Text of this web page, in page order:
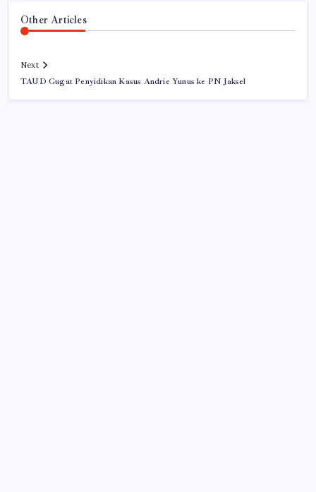
Other Articles
Next
TAUD Gugat Penyidikan Kasus Andrie Yunus ke PN Jaksel